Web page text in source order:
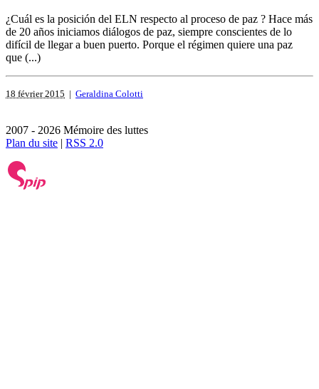
¿Cuál es la posición del ELN respecto al proceso de paz ? Hace más
de 20 años iniciamos diálogos de paz, siempre conscientes de lo
difícil de llegar a buen puerto. Porque el régimen quiere una paz
que (...)
18 février 2015 | Geraldina Colotti
2007 - 2026 Mémoire des luttes
Plan du site | RSS 2.0